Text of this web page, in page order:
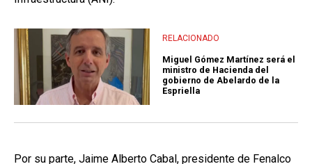
RELACIONADO
Miguel Gómez Martínez será el
ministro de Hacienda del
gobierno de Abelardo de la
Espriella
Por su parte, Jaime Alberto Cabal, presidente de Fenalco